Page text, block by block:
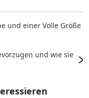
und einer Volle Größe
und wie sie